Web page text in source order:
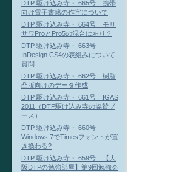
DTP 駆け込み寺・ 665号 携帯
向け電子書籍の作字について
DTP 駆け込み寺・ 664号 モリ
サワProとPro5の混合はあり？
DTP 駆け込み寺・ 663号
InDesign CS4の表組みについて
質問
DTP 駆け込み寺・ 662号 樹脂
凸版向けのデータ作成
DTP 駆け込み寺・ 661号 IGAS
2011（DTP駆け込み寺の協賛ブ
ース）
DTP 駆け込み寺・ 660号
Windows 7でTimesフォントが置
き換わる?
DTP 駆け込み寺・ 659号 【大
阪DTPの勉強部屋】第9回勉強会